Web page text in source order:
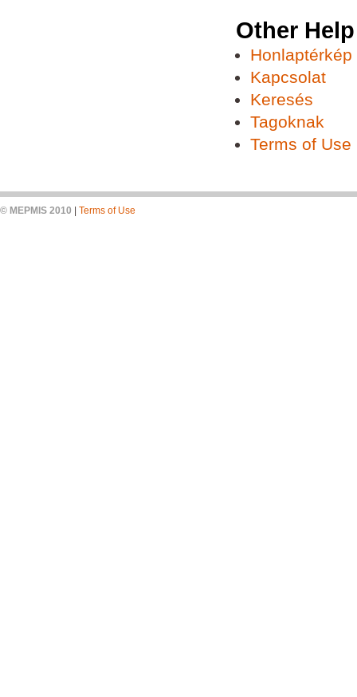
Other
Honlaptérkép
Kapcsolat
Keresés
Tagoknak
Terms of Use
© MEPMIS 2010 Terms of Use